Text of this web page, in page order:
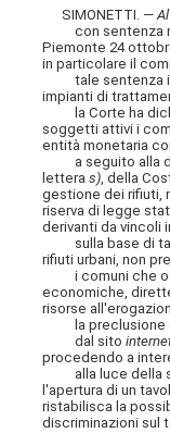
SIMONETTI. —
con sentenza n.
Piemonte 24
in particolare il
tale sentenza
impianti di
la Corte ha
soggetti attivi i
entità monetaria
a seguito alla
letteras), della
gestione dei rifiuti,
riserva di legge
derivanti da vincoli
sulla base di tale
rifiuti urbani, non
i comuni che
economiche,
risorse
la preclusione di
dal sito
procedendo a
alla luce della
l'apertura di un
ristabilisca la
discriminazioni sul